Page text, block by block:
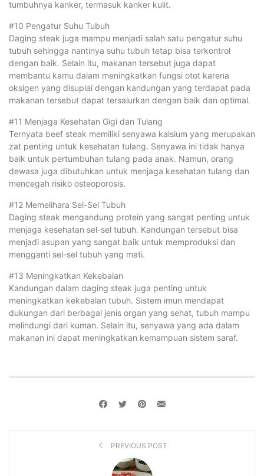
tumbuhnya kanker, termasuk kanker kulit.
#10 Pengatur Suhu Tubuh
Daging steak juga mampu menjadi salah satu pengatur suhu
tubuh sehingga nantinya suhu tubuh tetap bisa terkontrol
dengan baik. Selain itu, makanan tersebut juga dapat
membantu kamu dalam meningkatkan fungsi otot karena
oksigen yang disuplai dengan kandungan yang terdapat pada
makanan tersebut dapat tersalurkan dengan baik dan optimal.
#11 Menjaga Kesehatan Gigi dan Tulang
Ternyata beef steak memiliki senyawa kalsium yang merupakan
zat penting untuk kesehatan tulang. Senyawa ini tidak hanya
baik untuk pertumbuhan tulang pada anak. Namun, orang
dewasa juga dibutuhkan untuk menjaga kesehatan tulang dan
mencegah risiko osteoporosis.
#12 Memelihara Sel-Sel Tubuh
Daging steak mengandung protein yang sangat penting untuk
menjaga kesehatan sel-sel tubuh. Kandungan tersebut bisa
menjadi asupan yang sangat baik untuk memproduksi dan
mengganti sel-sel tubuh yang mati.
#13 Meningkatkan Kekebalan
Kandungan dalam daging steak juga penting untuk
meningkatkan kekebalan tubuh. Sistem imun mendapat
dukungan dari berbagai jenis organ yang sehat, tubuh mampu
melindungi dari kuman. Selain itu, senyawa yang ada dalam
makanan ini dapat meningkatkan kemampuan sistem saraf.
PREVIOUS POST